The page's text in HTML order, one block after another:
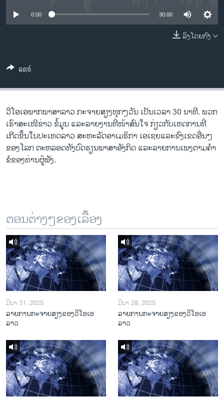
ຊຸມຊົນຊາວລາວ
ພາສາອັງກິດ
ວີດີໂອ
ລາຍການກະຈາຍສຽງ
ລາຍງານ
ຕິດຕາມພວກເຮົາ ທີ່
0:00 30:00
ລິງໂດຍກົງ
ແຊຣ໌
ວີ​ໂອ​ເອພາກ​ພາສາ​ລາວ​ ກະຈາຍສຽງ​ທຸກໆ​ວັນ ​ເປັນ​ເວລາ 30 ນາທີ. ພວກ​
ເຮົາ​ສະ​ເໜີຂ່າວ ຂໍ້​ມູນ ​ແລະ​ລາຍ​ງານ​ທີ່​ໜ້າ​ສົນ​ໃຈ ກ່ຽວກັບ​​ເຫດການ​​ທີ່​
ເກີດ​ຂຶ້ນ​ໃນ​ປະ​ເທດ​ລາວ ສະຫະລັດ​ອ​າ​ເມ​ຣິ​ກາ ​ເອ​ເຊຍ​ແລະ​ຂົງເຂດ​ອື່ນໆ​
ຂອງ​ໂລກ ຕະຫລອດ​ທັງ​ບົດຮຽນ​ພາສາ​ອັງກິດ ​ແລະ​ລາຍການ​ເພງ​ຕາມ​ຄຳ​
ຂໍ​ຂອງ​ທ່ານ​ຜູ້​ຟັງ.
ຕອນຕ່າງໆຂອງເລື້ອງ
ມີນາ 31, 2025
ລາຍການກະຈາຍສຽງຂອງວີໂອເອ
ລາວ
ມີນາ 28, 2025
ລາຍການກະຈາຍສຽງຂອງວີໂອເອ
ລາວ